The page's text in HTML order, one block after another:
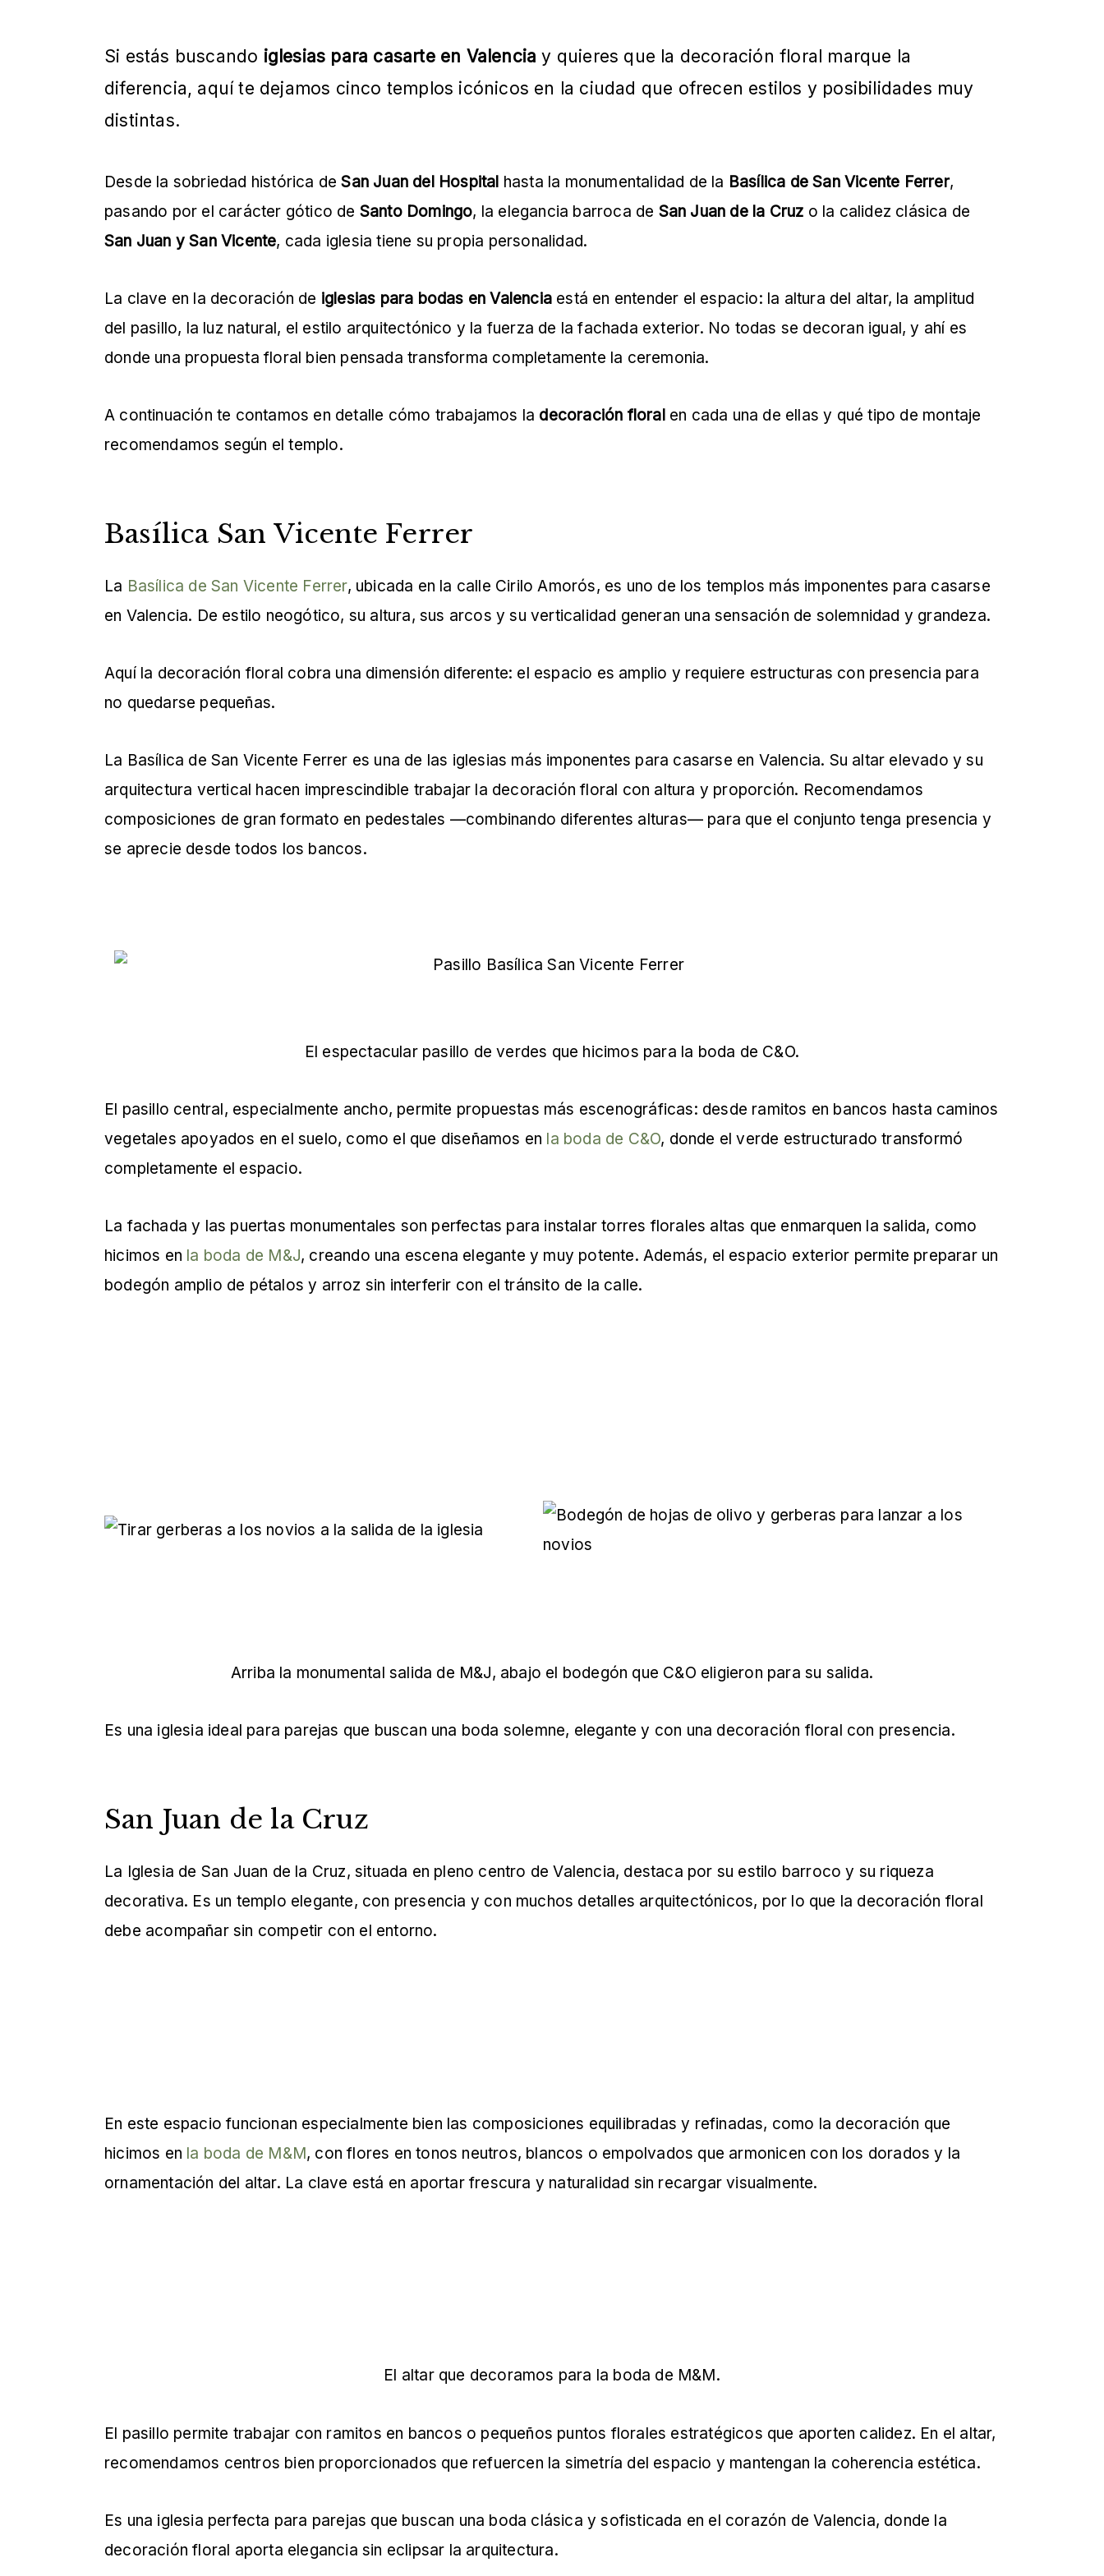
Si estás buscando iglesias para casarte en Valencia y quieres que la decoración floral marque la
diferencia, aquí te dejamos cinco templos icónicos en la ciudad que ofrecen estilos y posibilidades muy
distintas.
Desde la sobriedad histórica deSan Juan del Hospital hasta la monumentalidad de la Basílica de San Vicente Ferrer,
pasando por el carácter gótico de Santo Domingo, la elegancia barroca de San Juan de la Cruz o la calidez clásica de
San Juan y San Vicente, cada iglesia tiene su propia personalidad.
La clave en la decoración de iglesias para bodas en Valencia está en entender el espacio: la altura del altar, la amplitud
del pasillo, la luz natural, el estilo arquitectónico y la fuerza de la fachada exterior. No todas se decoran igual, y ahí es
donde una propuesta floral bien pensada transforma completamente la ceremonia.
A continuación te contamos en detalle cómo trabajamos la decoración floralen cada una de ellas y qué tipo de montaje
recomendamos según el templo.
Basílica San Vicente Ferrer
La Basílica de San Vicente Ferrer, ubicada en la calle Cirilo Amorós, es uno de los templos más imponentes para casarse
en Valencia. De estilo neogótico, su altura, sus arcos y su verticalidad generan una sensación de solemnidad y grandeza.
Aquí la decoración floral cobra una dimensión diferente: el espacio es amplio y requiere estructuras con presencia para
no quedarse pequeñas.
La Basílica de San Vicente Ferrer es una de las iglesias más imponentes para casarse en Valencia. Su altar elevado y su
arquitectura vertical hacen imprescindible trabajar la decoración floral con altura y proporción. Recomendamos
composiciones de gran formato en pedestales —combinando diferentes alturas— para que el conjunto tenga presencia y
se aprecie desde todos los bancos.
El espectacular pasillo de verdes que hicimos para la boda de C&O.
El pasillo central, especialmente ancho, permite propuestas más escenográficas: desde ramitos en bancos hasta caminos
vegetales apoyados en el suelo, como el que diseñamos en la boda de C&O, donde el verde estructurado transformó
completamente el espacio.
La fachada y las puertas monumentales son perfectas para instalar torres florales altas que enmarquen la salida, como
hicimos en la boda de M&J, creando una escena elegante y muy potente. Además, el espacio exterior permite preparar un
bodegón amplio de pétalos y arroz sin interferir con el tránsito de la calle.
Arriba la monumental salida de M&J, abajo el bodegón que C&O eligieron para su salida.
Es una iglesia ideal para parejas que buscan una boda solemne, elegante y con una decoración floral con presencia.
San Juan de la Cruz
La Iglesia de San Juan de la Cruz, situada en pleno centro de Valencia, destaca por su estilo barroco y su riqueza
decorativa. Es un templo elegante, con presencia y con muchos detalles arquitectónicos, por lo que la decoración floral
debe acompañar sin competir con el entorno.
En este espacio funcionan especialmente bien las composiciones equilibradas y refinadas, como la decoración que
hicimos en la boda de M&M, con flores en tonos neutros, blancos o empolvados que armonicen con los dorados y la
ornamentación del altar. La clave está en aportar frescura y naturalidad sin recargar visualmente.
El altar que decoramos para la boda de M&M.
El pasillo permite trabajar con ramitos en bancos o pequeños puntos florales estratégicos que aporten calidez. En el altar,
recomendamos centros bien proporcionados que refuercen la simetría del espacio y mantengan la coherencia estética.
Es una iglesia perfecta para parejas que buscan una boda clásica y sofisticada en el corazón de Valencia, donde la
decoración floral aporta elegancia sin eclipsar la arquitectura.